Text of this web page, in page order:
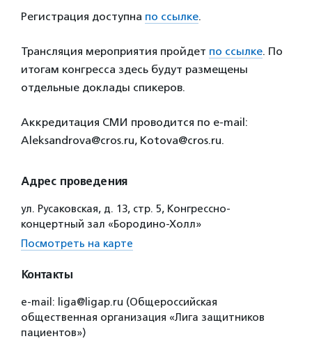
Регистрация доступна по ссылке.
Трансляция мероприятия пройдет по ссылке. По
итогам конгресса здесь будут размещены
отдельные доклады спикеров.
Аккредитация СМИ проводится по e-mail:
Aleksandrova@cros.ru, Кotova@cros.ru.
Адрес проведения
ул. Русаковская, д. 13, стр. 5, Конгрессно-
концертный зал «Бородино-Холл»
Посмотреть на карте
Контакты
e-mail: liga@ligap.ru (Общероссийская
общественная организация «Лига защитников
пациентов»)